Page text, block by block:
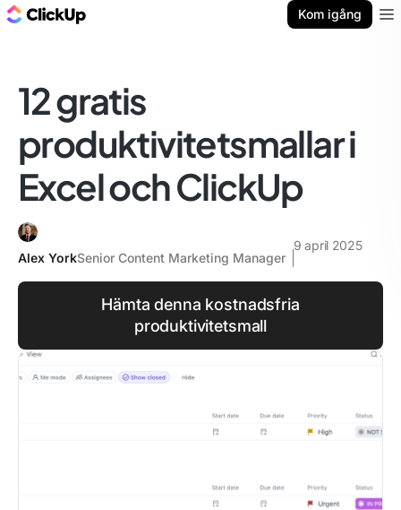
Kom igång
12 gratis
produktivitetsmallar i
Excel och ClickUp
Alex YorkSenior Content Marketing Manager
9 april 2025
Hämta denna kostnadsfria
produktivitetsmall